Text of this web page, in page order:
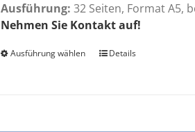
Ausführung: 32 Seiten, Format A5,
Nehmen Sie Kontakt auf!
Ausführung wählen
Dieses
Details